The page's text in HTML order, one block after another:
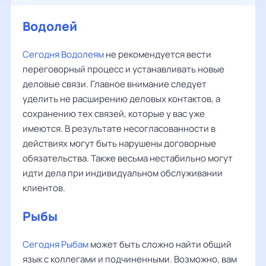
Водолей
Сегодня Водолеямне рекомендуется вести
переговорный процесс и устанавливать новые
деловые связи. Главное внимание следует
уделить не расширению деловых контактов, а
сохранению тех связей, которые у вас уже
имеются. В результате несогласованности в
действиях могут быть нарушены договорные
обязательства. Также весьма нестабильно могут
идти дела при индивидуальном обслуживании
клиентов.
Рыбы
Сегодня Рыбамможет быть сложно найти общий
язык с коллегами и подчиненными. Возможно, вам